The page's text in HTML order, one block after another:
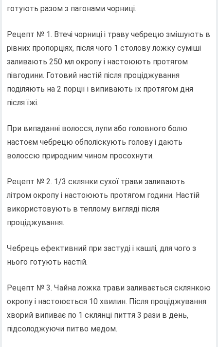
готують разом з пагонами чорниці.
Рецепт № 1. Втечі чорниці і траву чебрецю змішують в
рівних пропорціях, після чого 1 столову ложку суміші
заливають 250 мл окропу і настоюють протягом
півгодини. Готовий настій після проціджування
поділяють на 2 порції і випивають їх протягом дня
після їжі.
При випаданні волосся, лупи або головного болю
настоєм чебрецю обполіскують голову і дають
волоссю природним чином просохнути.
Рецепт № 2. 1/3 склянки сухої трави заливають
літром окропу і настоюють протягом години. Настій
використовують в теплому вигляді після
проціджування.
Чебрець ефективний при застуді і кашлі, для чого з
нього готують настій.
Рецепт № 3. Чайна ложка трави заливається склянкою
окропу і настоюється 10 хвилин. Після проціджування
хворий випиває по 1 склянці пиття 3 рази в день,
підсолоджуючи питво медом.